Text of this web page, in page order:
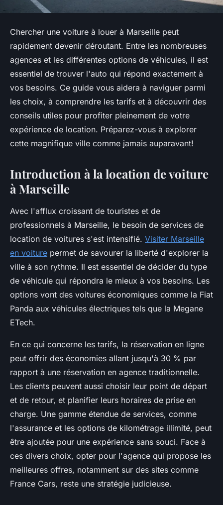
Chercher une voiture à louer à Marseille peut
rapidement devenir déroutant. Entre les nombreuses
agences et les différentes options de véhicules, il est
essentiel de trouver l'auto qui répond exactement à
vos besoins. Ce guide vous aidera à naviguer parmi
les choix, à comprendre les tarifs et à découvrir des
conseils utiles pour profiter pleinement de votre
expérience de location. Préparez-vous à explorer
cette magnifique ville comme jamais auparavant!
Introduction à la location de voiture
à Marseille
Avec l'afflux croissant de touristes et de
professionnels à Marseille, le besoin de services de
location de voitures s'est intensifié. Visiter Marseille
en voiture permet de savourer la liberté d'explorer la
ville à son rythme. Il est essentiel de décider du type
de véhicule qui répondra le mieux à vos besoins. Les
options vont des voitures économiques comme la Fiat
Panda aux véhicules électriques tels que la Megane
ETech.
En ce qui concerne les tarifs, la réservation en ligne
peut offrir des économies allant jusqu'à 30 % par
rapport à une réservation en agence traditionnelle.
Les clients peuvent aussi choisir leur point de départ
et de retour, et planifier leurs horaires de prise en
charge. Une gamme étendue de services, comme
l'assurance et les options de kilométrage illimité, peut
être ajoutée pour une expérience sans souci. Face à
ces divers choix, opter pour l'agence qui propose les
meilleures offres, notamment sur des sites comme
France Cars, reste une stratégie judicieuse.